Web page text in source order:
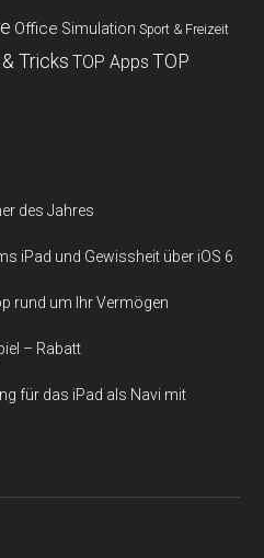
Office Simulation Sport & Freizeit
Tricks TOP Apps TOP
des Jahres
iPad und Gewissheit über iOS 6
rund um Ihr Vermögen
– Rabatt
für das iPad als Navi mit